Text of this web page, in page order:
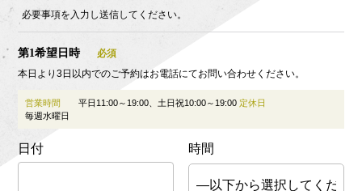
必要事項を入力し送信してください。
第1希望日時
本日より3日以内でのご予約はお電話にてお問い合わせください。
営業時間 平日11:00～19:00、土日祝10:00～19:00 定休日
毎週水曜日
日付 時間